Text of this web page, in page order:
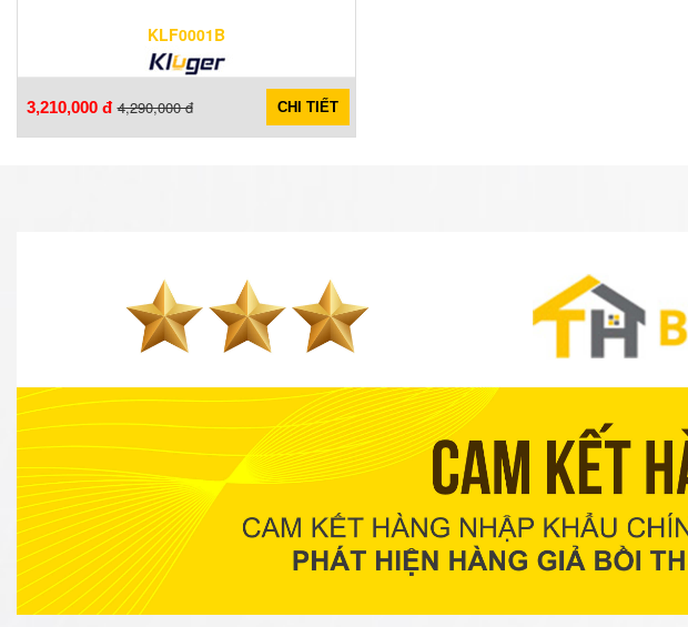
KLF0001B
3,210,000 đ 4,290,000 đ CHI TIẾT